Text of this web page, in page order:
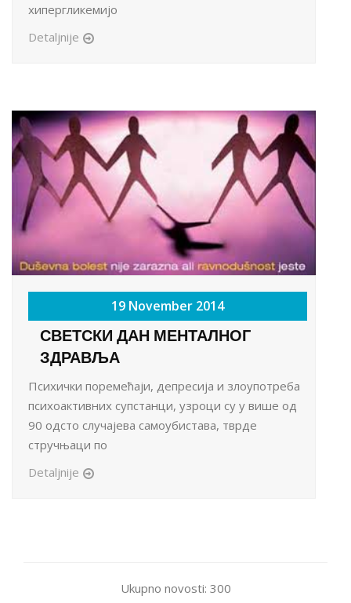
хипергликемијо
Detaljnije
19 November 2014
СВЕТСКИ ДАН МЕНТАЛНОГ
ЗДРАВЉА
Психички поремећаји, депресија и злоупотреба
психоактивних супстанци, узроци су у више од
90 одсто случајева самоубистава, тврде
стручњаци по
Detaljnije
Ukupno novosti: 300